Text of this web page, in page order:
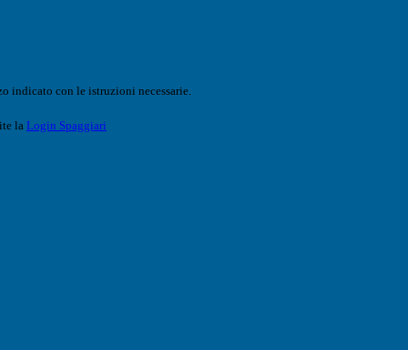
indicato con le istruzioni necessarie.
la Login Spaggiari